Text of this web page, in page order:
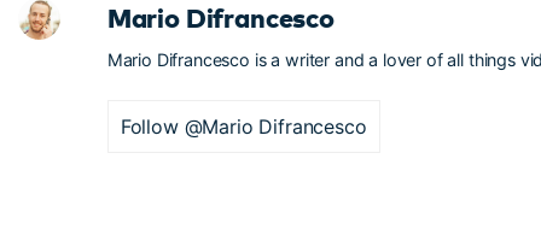
Mario Difrancesco
Mario Difrancesco is a writer and a lover of all things
Follow @Mario Difrancesco